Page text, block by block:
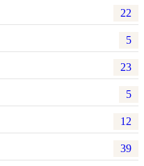
22
5
23
5
12
39